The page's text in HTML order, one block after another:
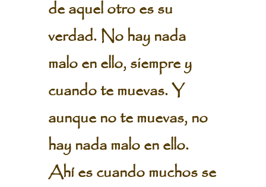
de aquel otro es su
verdad. No hay nada
malo en ello, siempre y
cuando te muevas. Y
aunque no te muevas, no
hay nada malo en ello.
Ahí es cuando muchos se